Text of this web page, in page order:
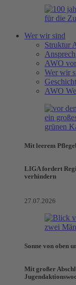
Wer wir sind
Struktur
AWO
Wer wir
AWO
Mit leerem
LIGA fordert
verhindern
27.07.2026
Sonne von oben
Mit großer